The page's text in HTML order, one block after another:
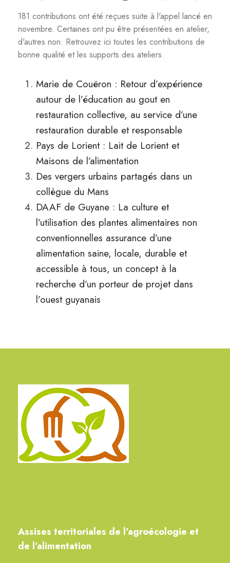
181 contributions ont été reçues suite à l'appel lancé en
novembre. Certaines ont pu être présentées en atelier,
d'autres non. Retrouvez ici toutes les contributions de
bonne qualité et les supports des ateliers.
Marie de Couëron : Retour d’expérience
autour de l’éducation au gout en
restauration collective, au service d’une
restauration durable et responsable
Pays de Lorient : Lait de Lorient et
Maisons de l’alimentation
Des vergers urbains partagés dans un
collègue du Mans
DAAF de Guyane : La culture et
l’utilisation des plantes alimentaires non
conventionnelles assurance d’une
alimentation saine, locale, durable et
accessible à tous, un concept à la
recherche d’un porteur de projet dans
l’ouest guyanais
Assises territoriales de l’agroécologie et
de l’alimentation